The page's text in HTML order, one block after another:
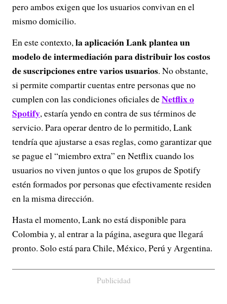
pero ambos exigen que los usuarios convivan en el
mismo domicilio.
En este contexto,la aplicación Lank plantea un
modelo de intermediación para distribuir los costos
de suscripciones entre varios usuarios. No obstante,
si permite compartir cuentas entre personas que no
cumplen con las condiciones oficiales deNetflix o
Spotify, estaría yendo en contra de sus términos de
servicio. Para operar dentro de lo permitido, Lank
tendría que ajustarse a esas reglas, como garantizar que
se pague el “miembro extra” en Netflix cuando los
usuarios no viven juntos o que los grupos de Spotify
estén formados por personas que efectivamente residen
en la misma dirección.
Hasta el momento, Lank no está disponible para
Colombia y, al entrar a la página, asegura que llegará
pronto. Solo está para Chile, México, Perú y Argentina.
Publicidad